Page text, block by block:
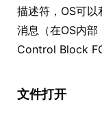
描述符，OS可
消息（在OS内
Control Block
文件打开